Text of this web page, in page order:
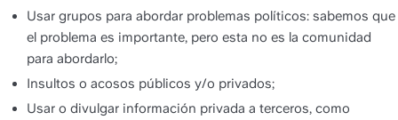
Usar grupos para abordar problemas políticos: sabemos que
el problema es importante, pero esta no es la comunidad
para abordarlo;
Insultos o acosos públicos y/o privados;
Usar o divulgar información privada a terceros, como